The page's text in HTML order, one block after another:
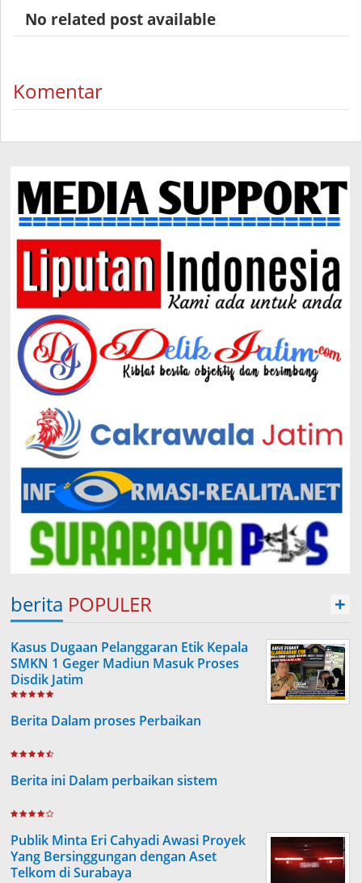
No related post available
Komentar
berita POPULER +
Kasus Dugaan Pelanggaran Etik Kepala
SMKN 1 Geger Madiun Masuk Proses
Disdik Jatim
Berita Dalam proses Perbaikan
Berita ini Dalam perbaikan sistem
Publik Minta Eri Cahyadi Awasi Proyek
Yang Bersinggungan dengan Aset
Telkom di Surabaya